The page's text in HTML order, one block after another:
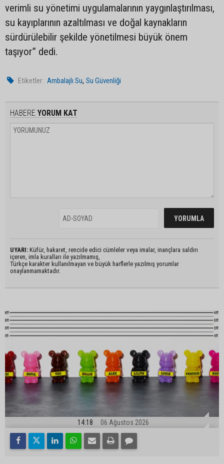
verimli su yönetimi uygulamalarının yaygınlaştırılması,
su kayıplarının azaltılması ve doğal kaynakların
sürdürülebilir şekilde yönetilmesi büyük önem
taşıyor” dedi.
Etiketler : Ambalajlı Su,Su Güvenliği
HABERE YORUM KAT
UYARI: Küfür, hakaret, rencide edici cümleler veya imalar, inançlara saldırı
içeren, imla kuralları ile yazılmamış,
Türkçe karakter kullanılmayan ve büyük harflerle yazılmış yorumlar
onaylanmamaktadır.
14:18 06 Ağustos 2026